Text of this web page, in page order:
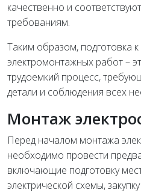
качественно и
требованиям.
Таким образом, подготовка
электромонтажных работ –
трудоемкий процесс,
детали и соблюдения всех
Монтаж
Перед началом монтажа
необходимо провести
включающие подготовку
электрической схемы,